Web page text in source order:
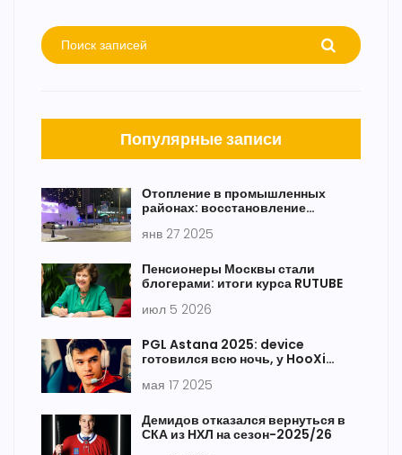
Популярные записи
Отопление в промышленных
районах: восстановление
янв 27 2025
Пенсионеры Москвы стали
блогерами: итоги курса RUTUBE
июл 5 2026
PGL Astana 2025: device
готовился всю ночь, у HooXi
четвертьфиналом
мая 17 2025
Демидов отказался вернуться в
СКА из НХЛ на сезон-2025/26